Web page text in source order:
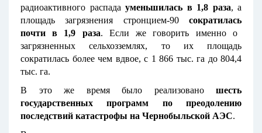
радиоактивного распада уменьшилась в 1,8 раза, а
площадь загрязнения стронцием-90 сократилась
почти в 1,9 раза. Если же говорить именно о
загрязненных сельхозземлях, то их площадь
сократилась более чем вдвое, с 1 866 тыс. га до 804,4
тыс. га.
В это же время было реализовано шесть
государственных программ по преодолению
последствий катастрофы на Чернобыльской АЭС.